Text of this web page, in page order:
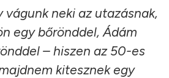
neki az utazásnak,
egy bőrönddel, Ádám
– hiszen az 50-es
kitesznek egy